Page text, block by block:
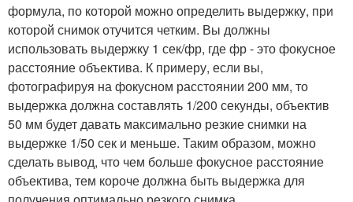
формула, по которой можно определить выдержку, при
которой снимок отучится четким. Вы должны
использовать выдержку 1 сек/фр, где фр - это фокусное
расстояние объектива. К примеру, если вы,
фотографируя на фокусном расстоянии 200 мм, то
выдержка должна составлять 1/200 секунды, объектив
50 мм будет давать максимально резкие снимки на
выдержке 1/50 сек и меньше. Таким образом, можно
сделать вывод, что чем больше фокусное расстояние
объектива, тем короче должна быть выдержка для